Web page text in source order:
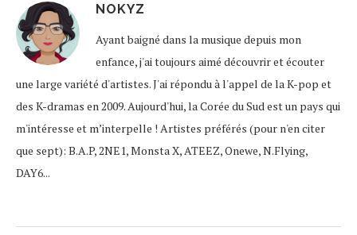
NOKYZ
Ayant baigné dans la musique depuis mon
enfance, j'ai toujours aimé découvrir et écouter
une large variété d'artistes. J'ai répondu à l'appel de la K-pop et
des K-dramas en 2009. Aujourd'hui, la Corée du Sud est un pays qui
m'intéresse et m’interpelle ! Artistes préférés (pour n'en citer
que sept): B.A.P, 2NE1, Monsta X, ATEEZ, Onewe, N.Flying,
DAY6...